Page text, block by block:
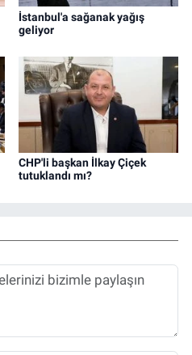
İstanbul'a sağanak yağış
geliyor
CHP'li başkan İlkay Çiçek
tutuklandı mı?